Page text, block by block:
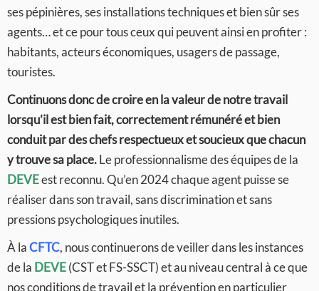
ses pépinières, ses installations techniques et bien sûr ses
agents… et ce pour tous ceux qui peuvent ainsi en profiter :
habitants, acteurs économiques, usagers de passage,
touristes.
Continuons donc de croire en la valeur de notre travail
lorsqu’il est bien fait, correctement rémunéré et bien
conduit par des chefs respectueux et soucieux que chacun
y trouve sa place.Le professionnalisme des équipes de la
DEVEest reconnu. Qu’en 2024 chaque agent puisse se
réaliser dans son travail, sans discrimination et sans
pressions psychologiques inutiles.
À laCFTC, nous continuerons de veiller dans les instances
de la DEVE(CST et FS-SSCT) et au niveau central à ce que
nos conditions de travail et la prévention en particulier